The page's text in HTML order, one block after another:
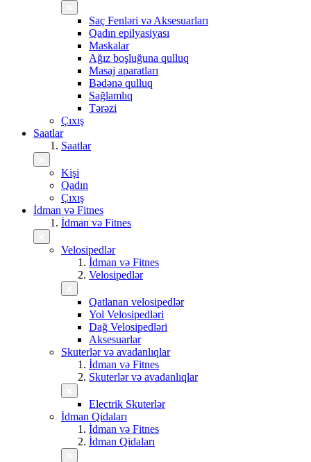
Saç Fenləri və Aksesuarları
Qadın epilyasiyası
Maskalar
Ağız boşluğuna qulluq
Masaj aparatları
Bədənə qulluq
Sağlamlıq
Tərəzi
Çıxış
Saatlar
Saatlar
Kişi
Qadın
Çıxış
İdman və Fitnes
İdman və Fitnes
Velosipedlər
İdman və Fitnes
Velosipedlər
Qatlanan velosipedlər
Yol Velosipedləri
Dağ Velosipedləri
Aksesuarlar
Skuterlər və avadanlıqlar
İdman və Fitnes
Skuterlər və avadanlıqlar
Electrik Skuterlər
İdman Qidaları
İdman və Fitnes
İdman Qidaları